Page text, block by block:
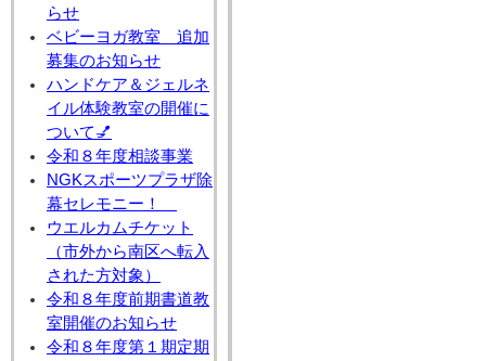
らせ
ベビーヨガ教室 追加
募集のお知らせ
ハンドケア＆ジェルネ
イル体験教室の開催に
ついて💅
令和８年度相談事業
NGKスポーツプラザ除
幕セレモニー！
ウエルカムチケット
（市外から南区へ転入
された方対象）
令和８年度前期書道教
室開催のお知らせ
令和８年度第１期定期